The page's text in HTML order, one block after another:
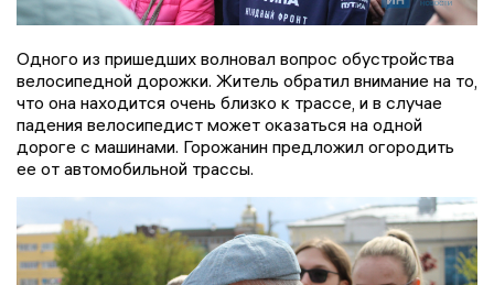
Одного из пришедших волновал вопрос обустройства
велосипедной дорожки. Житель обратил внимание на то,
что она находится очень близко к трассе, и в случае
падения велосипедист может оказаться на одной
дороге с машинами. Горожанин предложил огородить
ее от автомобильной трассы.